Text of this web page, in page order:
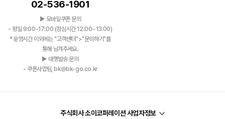
02-536-1901
▶ 모바일쿠폰 문의
- 평일 9:00-17:00 (점심시간 12:00~13:00)
*운영시간 이외에는 "고객센터">"문의하기"를
통해 남겨주세요.
▶ 대행발송 문의
- 쿠폰사업팀, bk@bk-go.co.kr
주식회사 소이코퍼레이션 사업자정보